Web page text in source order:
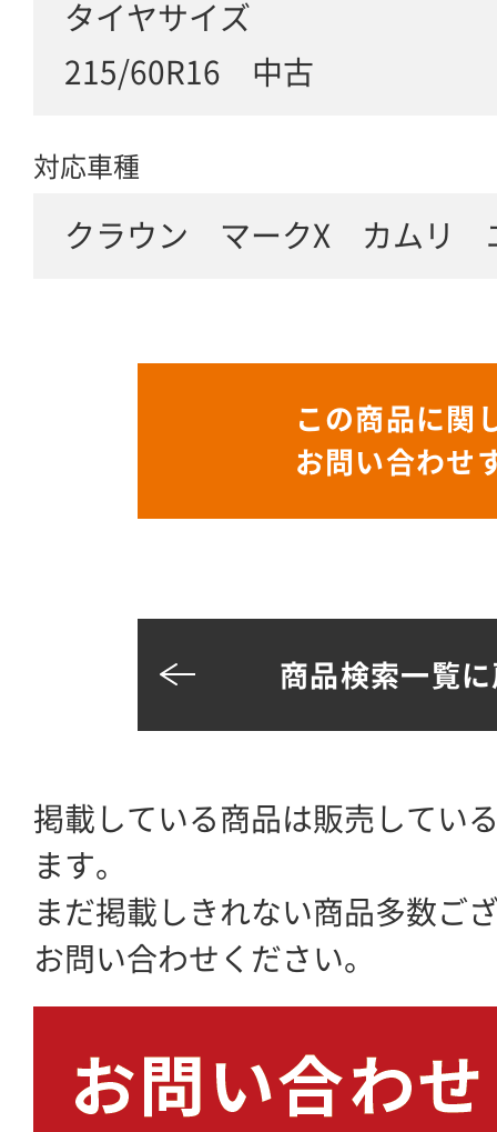
タイヤサイズ
215/60R16 中古
対応車種
クラウン マークX カムリ
この商品に関
お問い合わせ
商品検索一覧
掲載している商品は販売してい
ます。
まだ掲載しきれない商品多数ご
お問い合わせください。